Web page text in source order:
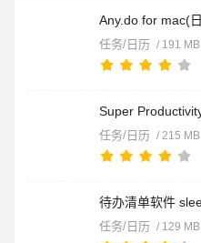
任务/日历 / 191 MB
任务/日历 / 215 MB
任务/日历 / 129 MB